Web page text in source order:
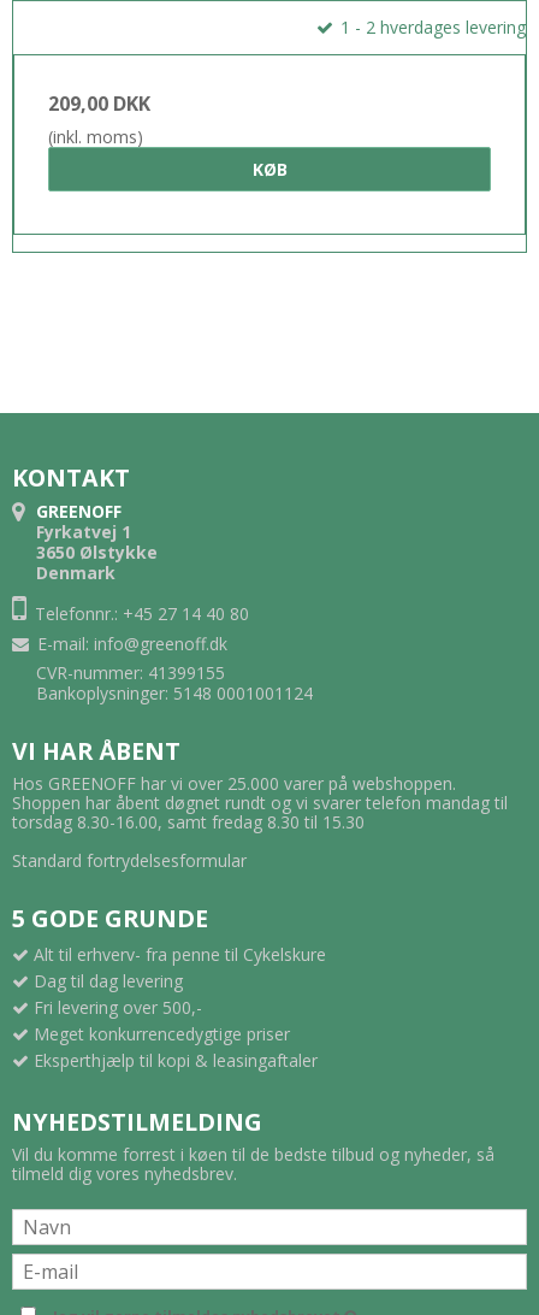
1 - 2 hverdages levering
209,00 DKK
(inkl. moms)
KØB
KONTAKT
GREENOFF
Fyrkatvej 1
3650 Ølstykke
Denmark
Telefonnr.: +45 27 14 40 80
E-mail: info@greenoff.dk
CVR-nummer: 41399155
Bankoplysninger: 5148 0001001124
VI HAR ÅBENT
Hos GREENOFF har vi over 25.000 varer på webshoppen.
Shoppen har åbent døgnet rundt og vi svarer telefon mandag til
torsdag 8.30-16.00, samt fredag 8.30 til 15.30
Standard fortrydelsesformular
5 GODE GRUNDE
Alt til erhverv- fra penne til Cykelskure
Dag til dag levering
Fri levering over 500,-
Meget konkurrencedygtige priser
Eksperthjælp til kopi & leasingaftaler
NYHEDSTILMELDING
Vil du komme forrest i køen til de bedste tilbud og nyheder, så
tilmeld dig vores nyhedsbrev.